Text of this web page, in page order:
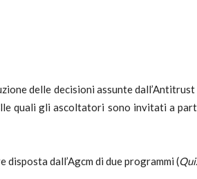
delle decisioni assunte
quali gli ascoltatori sono invitati a
disposta dall’Agcm di due programmi (